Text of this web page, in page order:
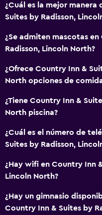
Máquina expendedora
Comedor
Baño
Tina de baño
Secador de pelo
Papel higiénico
General
¿Cuál es la mejor
Suites by Radisson,
¿Se admiten mascotas
Radisson, Lincoln North?
¿Ofrece Country Inn &
North opciones de
¿Tiene Country Inn &
North piscina?
¿Cuál es el número de
Suites by Radisson,
¿Hay wifi en Country Inn
Lincoln North?
¿Hay un gimnasio
Country Inn & Suites by